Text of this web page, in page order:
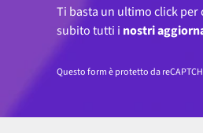
Ti basta un ultimo click per
subito tutti i nostri
Questo form è protetto da